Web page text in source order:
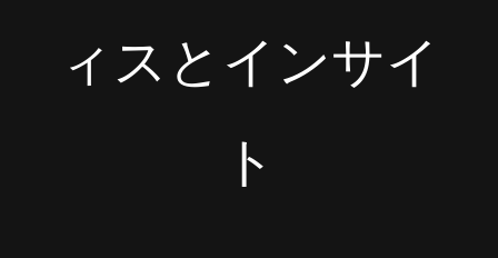
ィスとインサイ
ト